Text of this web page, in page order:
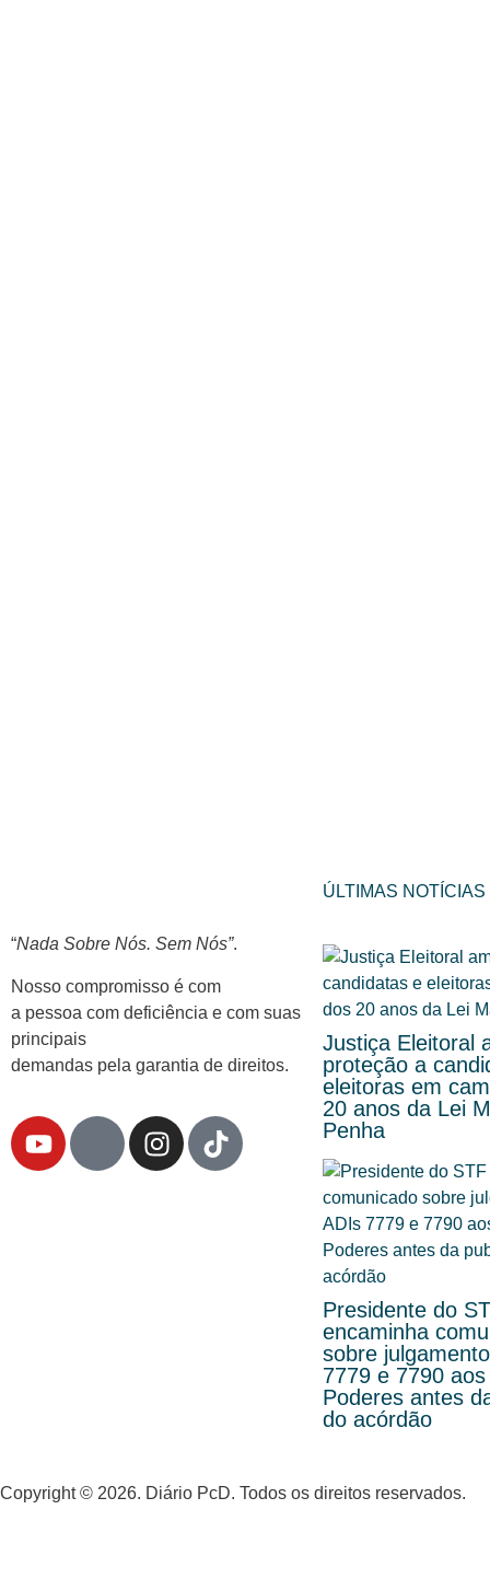
“Nada Sobre Nós. Sem Nós”.
Nosso compromisso é com
a pessoa com deficiência e com suas
principais
demandas pela garantia de direitos.
ÚLTIMAS NOTÍCIAS
Justiça Eleitoral
proteção a
eleitoras em
20 anos da Lei
Penha
Presidente do
encaminha
sobre
7779 e 7790
Poderes antes
do acórdão
Copyright © 2026. Diário PcD. Todos os direitos reservados.